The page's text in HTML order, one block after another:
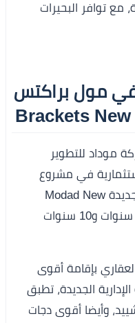
توافر البحيرات
في مول براكتس
شركة موداد للتطوير
في مشروع
موداد للتطوير العقاري بالقاهرة الجديدة Modad New
Cairo، مع فترات سداد تصل إلى 7 سنوات و10 سنوات
بإقامة أقوى
الجديدة، تطبق
وأيضا أقوى دجات